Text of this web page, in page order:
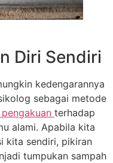
Diri Sendiri
kedengarannya
sebagai metode
terhadap
alami. Apabila kita
kita sendiri, pikiran
tumpukan sampah